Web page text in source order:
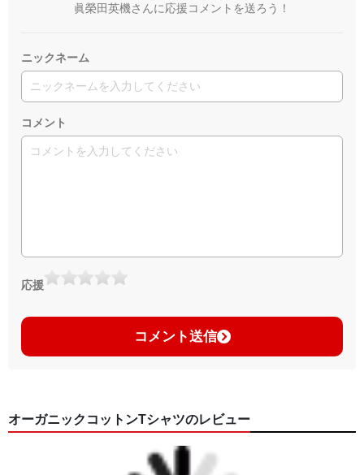
眞榮田英機さんに応援コメントを送ろう！
ニックネーム
コメント
応援
コメント送信
オーガニックコットンTシャツのレビュー